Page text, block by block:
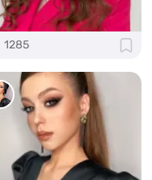
1285